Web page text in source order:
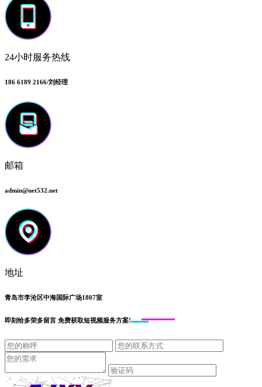
24小时服务热线
186 6189 2166/刘经理
邮箱
admin@net532.net
地址
青岛市李沧区中海国际广场1807室
即刻给多荣多留言 免费获取短视频服务方案!